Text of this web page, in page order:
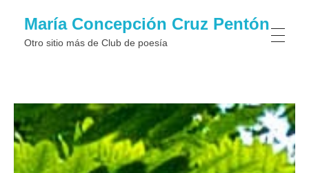
María Concepción Cruz Pentón
Otro sitio más de Club de poesí­a